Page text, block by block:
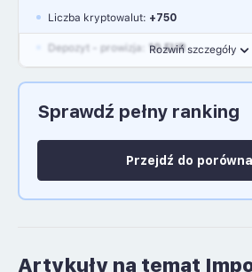
Rozwiń szczegóły
Liczba kryptowalut: +750
Depozyt - prowizja: 10 EUR
Język polski: NIE
Sprawdź pełny ranking
Przejdź do
Artykuły na temat